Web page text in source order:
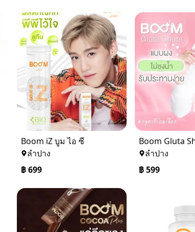
Boom iZ บูม ไอ ซี
ลำปาง
฿ 699
ลำปาง
฿599